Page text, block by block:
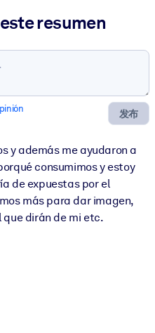
resumen
发布
y además me ayudaron a
consumimos y estoy
de expuestas por el
más para dar imagen,
que dirán de mi etc.